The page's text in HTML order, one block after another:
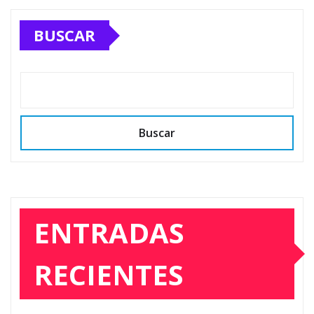
BUSCAR
Buscar
ENTRADAS
RECIENTES